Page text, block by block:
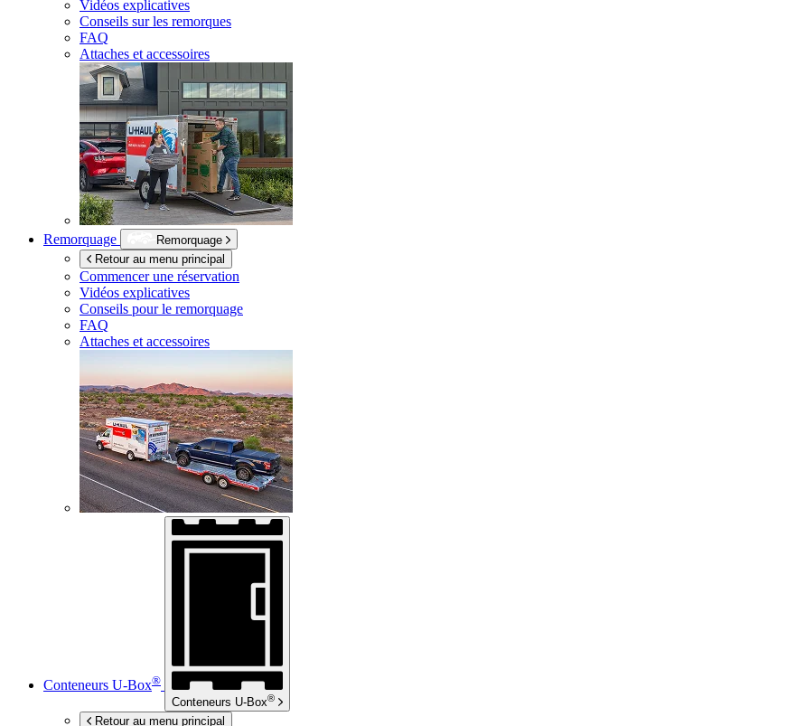
Vidéos explicatives
Conseils sur les remorques
FAQ
Attaches et accessoires
Remorquage
Remorquage
Retour au menu principal
Commencer une réservation
Vidéos explicatives
Conseils pour le remorquage
FAQ
Attaches et accessoires
Conteneurs U-Box®
Conteneurs U-Box®
Retour au menu principal